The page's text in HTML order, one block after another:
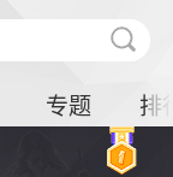
专题 排